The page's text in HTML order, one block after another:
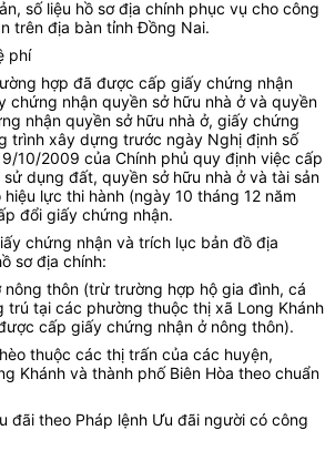
số liệu hồ sơ địa chính phục vụ cho công
trên địa bàn tỉnh Đồng Nai.
phí
hợp đã được cấp giấy chứng nhận
chứng nhận quyền sở hữu nhà ở và quyền
nhận quyền sở hữu nhà ở, giấy chứng
trình xây dựng trước ngày Nghị định số
10/2009 của Chính phủ quy định việc cấp
dụng đất, quyền sở hữu nhà ở và tài sản
lực thi hành (ngày 10 tháng 12 năm
đổi giấy chứng nhận.
chứng nhận và trích lục bản đồ địa
sơ địa chính:
nông thôn (trừ trường hợp hộ gia đình, cá
trú tại các phường thuộc thị xã Long Khánh
cấp giấy chứng nhận ở nông thôn).
thuộc các thị trấn của các huyện,
Khánh và thành phố Biên Hòa theo chuẩn
đãi theo Pháp lệnh Ưu đãi người có công